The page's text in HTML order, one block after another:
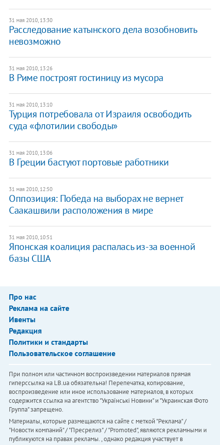
31 мая 2010, 13:30
Расследование катынского дела возобновить
невозможно
31 мая 2010, 13:26
В Риме построят гостиницу из мусора
31 мая 2010, 13:10
Турция потребовала от Израиля освободить
суда «флотилии свободы»
31 мая 2010, 13:06
В Греции бастуют портовые работники
31 мая 2010, 12:50
Оппозиция: Победа на выборах не вернет
Саакашвили расположения в мире
31 мая 2010, 10:51
Японская коалиция распалась из-за военной
базы США
Про нас
Реклама на сайте
Ивенты
Редакция
Политики и стандарты
Пользовательское соглашение
При полном или частичном воспроизведении материалов прямая
гиперссылка на LB.ua обязательна! Перепечатка, копирование,
воспроизведение или иное использование материалов, в которых
содержится ссылка на агентство "Українськi Новини" и "Украинская Фото
Группа" запрещено.
Материалы, которые размещаются на сайте с меткой "Реклама" /
"Новости компаний" / "Пресрелиз" / "Promoted", являются рекламными и
публикуются на правах рекламы. , однако редакция участвует в